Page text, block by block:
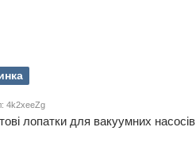
4k2xeeZg
лопатки для вакуумних насосів